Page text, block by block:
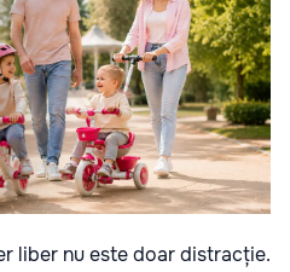
liber nu este doar distracție.